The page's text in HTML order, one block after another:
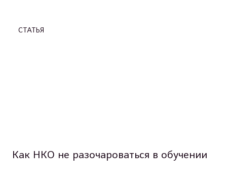
СТАТЬЯ
Как НКО не разочароваться в обучении